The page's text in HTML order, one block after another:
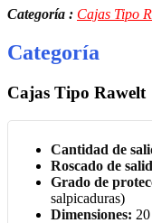
Categoría : Cajas Tipo
Categoría
Cajas Tipo Rawelt
Cantidad de
Roscado de
Grado de
salpicaduras)
Dimensiones: